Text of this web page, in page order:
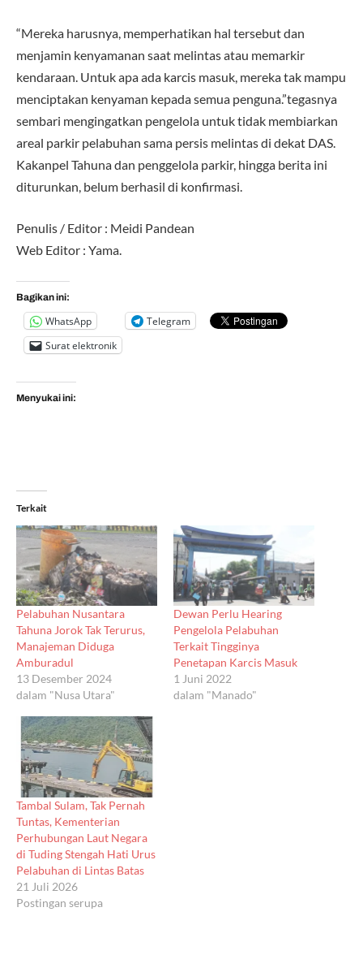
“Mereka harusnya, memperhatikan hal tersebut dan
menjamin kenyamanan saat melintas atau memarkir
kendaraan. Untuk apa ada karcis masuk, mereka tak mampu
menciptakan kenyaman kepada semua penguna.”tegasnya
sembari mengingatkan pengelola untuk tidak membiarkan
areal parkir pelabuhan sama persis melintas di dekat DAS.
Kakanpel Tahuna dan penggelola parkir, hingga berita ini
diturunkan, belum berhasil di konfirmasi.
Penulis / Editor : Meidi Pandean
Web Editor : Yama.
Bagikan ini:
WhatsApp
Telegram
Surat elektronik
Menyukai ini:
Terkait
Pelabuhan Nusantara
Tahuna Jorok Tak Terurus,
Manajeman Diduga
Amburadul
13 Desember 2024
dalam "Nusa Utara"
Dewan Perlu Hearing
Pengelola Pelabuhan
Terkait Tingginya
Penetapan Karcis Masuk
1 Juni 2022
dalam "Manado"
Tambal Sulam, Tak Pernah
Tuntas, Kementerian
Perhubungan Laut Negara
di Tuding Stengah Hati Urus
Pelabuhan di Lintas Batas
21 Juli 2026
Postingan serupa